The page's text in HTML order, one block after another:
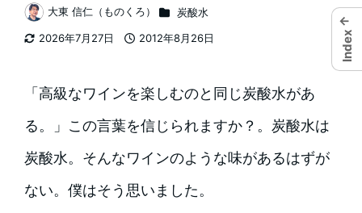
2026年7月27日
2012年8月26日
著
者
大東 信仁（ものくろ） カテゴリー
炭酸水
「高級なワインを楽しむのと同じ炭酸水があ
る。」この言葉を信じられますか？。炭酸水は
炭酸水。そんなワインのような味があるはずが
ない。僕はそう思いました。
←
Index